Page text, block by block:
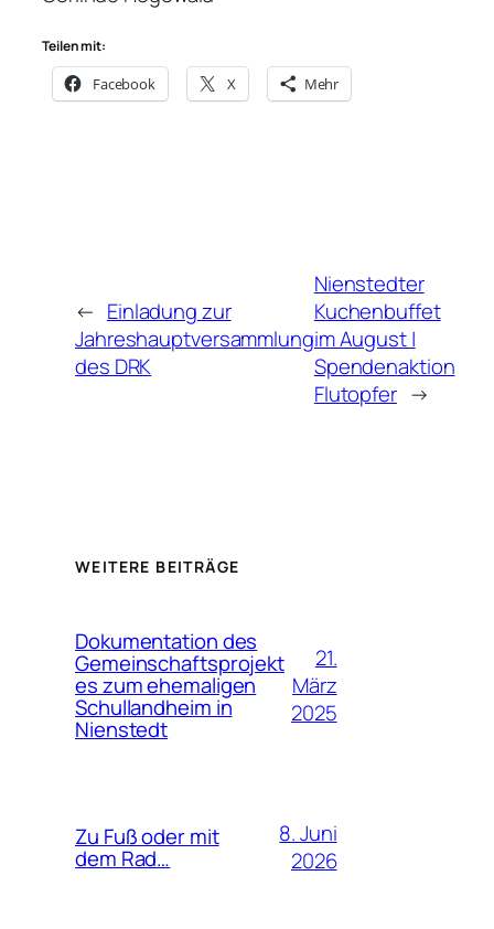
Teilen mit:
Facebook X Mehr
← Einladung zur
Jahreshauptversammlung
des DRK
Nienstedter
Kuchenbuffet
im August |
Spendenaktion
Flutopfer →
WEITERE BEITRÄGE
Dokumentation des
Gemeinschaftsprojekt
es zum ehemaligen
Schullandheim in
Nienstedt
21.
März
2025
Zu Fuß oder mit
dem Rad…
8. Juni
2026